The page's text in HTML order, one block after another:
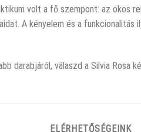
volt a fő szempont: az okos
A kényelem és a
darabjáról, válaszd a Silvia Rosa
ELÉRHETŐSÉGEINK